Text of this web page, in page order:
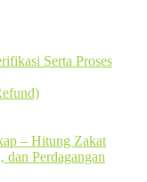
Serta Proses
– Hitung Zakat
dan Perdagangan